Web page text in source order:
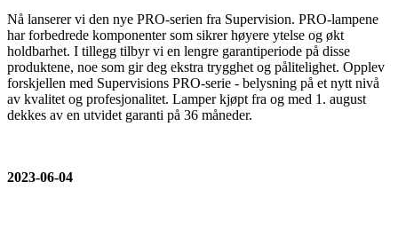
Nå lanserer vi den nye PRO-serien fra Supervision. PRO-lampene
har forbedrede komponenter som sikrer høyere ytelse og økt
holdbarhet. I tillegg tilbyr vi en lengre garantiperiode på disse
produktene, noe som gir deg ekstra trygghet og pålitelighet. Opplev
forskjellen med Supervisions PRO-serie - belysning på et nytt nivå
av kvalitet og profesjonalitet. Lamper kjøpt fra og med 1. august
dekkes av en utvidet garanti på 36 måneder.
2023-06-04